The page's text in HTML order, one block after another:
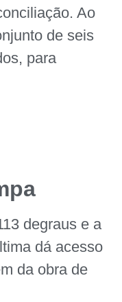
Ao
de seis
para
degraus e a
dá acesso
da obra de